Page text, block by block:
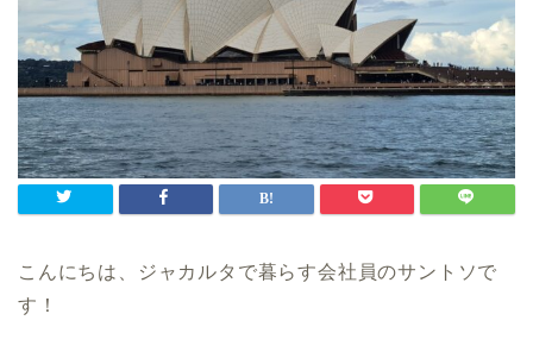
こんにちは、ジャカルタで暮らす会社員のサントソで
す！